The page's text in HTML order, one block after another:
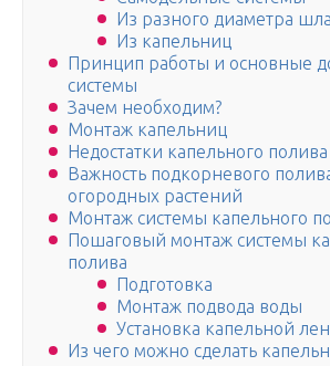
Из разного диаметра
Из капельниц
Принцип работы и основные
системы
Зачем необходим?
Монтаж капельниц
Недостатки капельного полива
Важность подкорневого
огородных растений
Монтаж системы капельного
Пошаговый монтаж системы
полива
Подготовка
Монтаж подвода воды
Установка капельной
Из чего можно сделать